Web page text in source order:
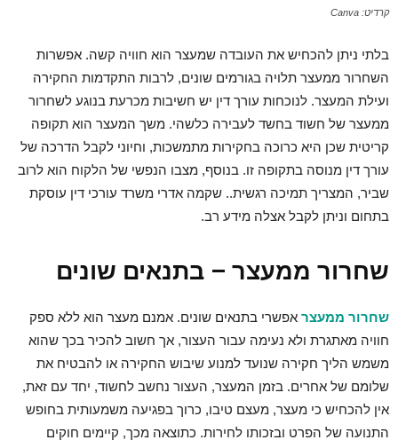
קרדיט: Canva
בלתי ניתן להכחיש את העובדה שמעצר הוא חוויה קשה. אפשרות
השחרור ממעצר תלויה בגורמים שונים, לרבות התקדמות החקירה
ועילת המעצר. לנוכחות עורך דין יש חשיבות מכרעת בנוגע לשחרור
ממעצר של חשוד בחשד לעבירה כלשהי. משך המעצר הוא תקופה
קריטית שכן היא כרוכה בחקירות מתמשכות, וחיוני לקבל הדרכה של
עורך דין מנוסה בתקופה זו. בנוסף, מצבו הנפשי של הלקוח הוא לרוב
שביר, המצריך תמיכה רגשית.. שקמה אדרי משרד עורכי דין עוסקת
בתחום וניתן לקבל אצלה מידע רב.
שחרור ממעצר – בתנאים שונים
שחרור ממעצר אפשרי בתנאים שונים. אמנם מעצר הוא ללא ספק
חוויה מאתגרת ולא נעימה עבור העצור, אך חשוב להכיר בכך שהוא
משמש הליך חקירה שנועד למנוע שיבוש החקירה או להבטיח את
שלומם של אחרים. בזמן המעצר, העצור נחשב לחשוד, יחד עם זאת,
אין להכחיש כי מעצר, מעצם טיבו, כרוך בפגיעה משמעותית בחופש
התנועה של הפרט ובזכותו לחירות. כתוצאה מכך, קיימים חוקים